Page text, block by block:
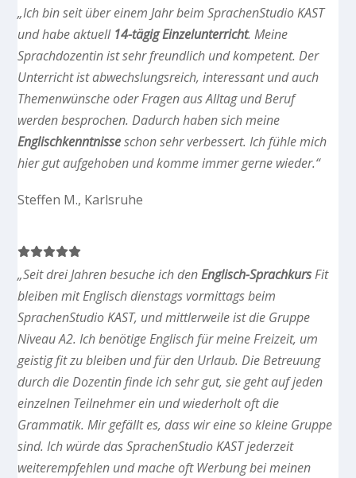
„Ich bin seit über einem Jahr beim SprachenStudio KAST
und habe aktuell 14-tägig Einzelunterricht. Meine
Sprachdozentin ist sehr freundlich und kompetent. Der
Unterricht ist abwechslungsreich, interessant und auch
Themenwünsche oder Fragen aus Alltag und Beruf
werden besprochen. Dadurch haben sich meine
Englischkenntnisseschon sehr verbessert. Ich fühle mich
hier gut aufgehoben und komme immer gerne wieder.“
Steffen M., Karlsruhe
„Seit drei Jahren besuche ich denEnglisch-SprachkursFit
bleiben mit Englisch dienstags vormittags beim
SprachenStudio KAST, und mittlerweile ist die Gruppe
Niveau A2. Ich benötige Englisch für meine Freizeit, um
geistig fit zu bleiben und für den Urlaub. Die Betreuung
durch die Dozentin finde ich sehr gut, sie geht auf jeden
einzelnen Teilnehmer ein und wiederholt oft die
Grammatik. Mir gefällt es, dass wir eine so kleine Gruppe
sind. Ich würde das SprachenStudio KAST jederzeit
weiterempfehlen und mache oft Werbung bei meinen